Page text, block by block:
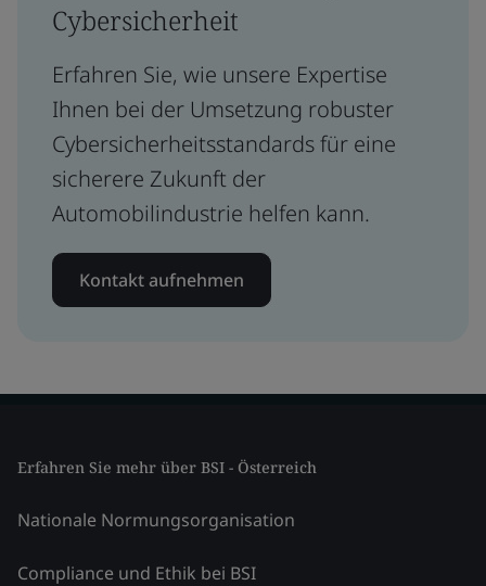
Cybersicherheit
Erfahren Sie, wie unsere Expertise
Ihnen bei der Umsetzung robuster
Cybersicherheitsstandards für eine
sicherere Zukunft der
Automobilindustrie helfen kann.
Kontakt aufnehmen
Erfahren Sie mehr über BSI - Österreich
Nationale Normungsorganisation
Compliance und Ethik bei BSI